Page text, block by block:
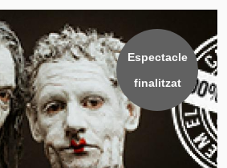
Espectacle
finalitzat